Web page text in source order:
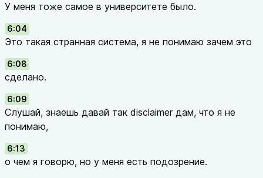
У меня тоже самое в университете было.
6:04
Это такая странная система, я не понимаю зачем это
6:08
сделано.
6:09
Слушай, знаешь давай так disclaimer дам, что я не
понимаю,
6:13
о чем я говорю, но у меня есть подозрение.